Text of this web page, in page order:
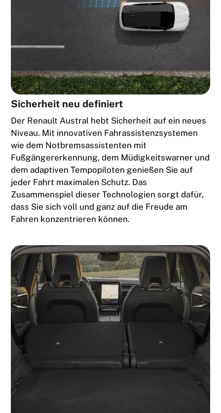
Sicherheit neu definiert
Der Renault Austral hebt Sicherheit auf ein neues
Niveau. Mit innovativen Fahrassistenzsystemen
wie dem Notbremsassistenten mit
Fußgängererkennung, dem Müdigkeitswarner und
dem adaptiven Tempopiloten genießen Sie auf
jeder Fahrt maximalen Schutz. Das
Zusammenspiel dieser Technologien sorgt dafür,
dass Sie sich voll und ganz auf die Freude am
Fahren konzentrieren können.